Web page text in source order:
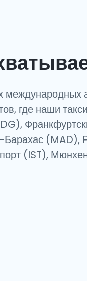
международных
где наши
(MAD),
(IST),